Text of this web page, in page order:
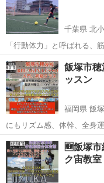
千葉県 北
「行動体力」と呼ばれる、
力・敏捷性などの身体を…
千葉 流山市 北小金
飯塚市穂
ッスン
福岡県 飯
にもリズム感、体幹、全身運
出来ます♫ インス…
福岡 飯塚市 飯塚駅
🆕飯塚
ク宙教室